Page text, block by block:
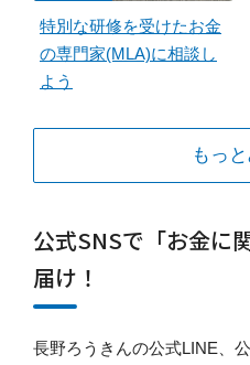
特別な研修を受けたお金
の専門家(MLA)に相談し
よう
もっ
公式SNSで「お金に
届け！
長野ろうきんの公式LINE、